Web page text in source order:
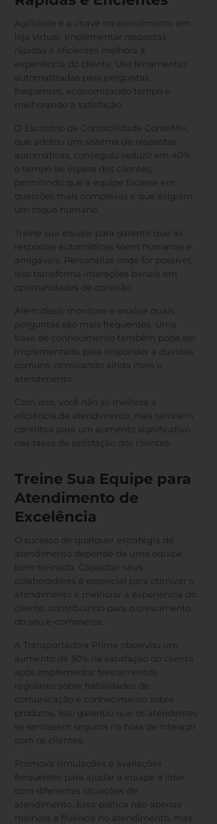
Agilidade é a chave no atendimento em
loja virtual. Implementar respostas
rápidas e eficientes melhora a
experiência do cliente. Use ferramentas
automatizadas para perguntas
frequentes, economizando tempo e
melhorando a satisfação.
O Escritório de Contabilidade ConteMix,
que adotou um sistema de respostas
automáticas, conseguiu reduzir em 40%
o tempo de espera dos clientes,
permitindo que a equipe focasse em
questões mais complexas e que exigiam
um toque humano.
Treine sua equipe para garantir que as
respostas automáticas soem humanas e
amigáveis. Personalize onde for possível;
isso transforma interações banais em
oportunidades de conexão.
Além disso, monitore e analise quais
perguntas são mais frequentes. Uma
base de conhecimento também pode ser
implementada para responder a dúvidas
comuns, otimizando ainda mais o
atendimento.
Com isso, você não só melhora a
eficiência de atendimento, mas também
contribui para um aumento significativo
nas taxas de satisfação dos clientes.
Treine Sua Equipe para
Atendimento de
Excelência
O sucesso de qualquer estratégia de
atendimento depende de uma equipe
bem treinada. Capacitar seus
colaboradores é essencial para otimizar o
atendimento e melhorar a experiência do
cliente, contribuindo para o crescimento
do seu e-commerce.
A Transportadora Prime observou um
aumento de 30% na satisfação do cliente
após implementar treinamentos
regulares sobre habilidades de
comunicação e conhecimento sobre
produtos. Isso garantiu que os atendentes
se sentissem seguros na hora de interagir
com os clientes.
Promova simulações e avaliações
frequentes para ajudar a equipe a lidar
com diferentes situações de
atendimento. Essa prática não apenas
melhora a fluência no atendimento, mas